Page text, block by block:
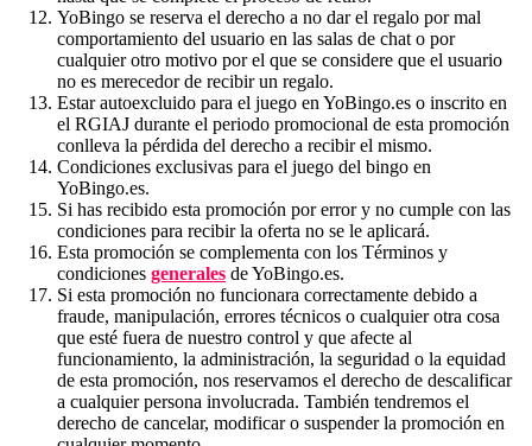
YoBingo se reserva el derecho a no dar el regalo por mal
comportamiento del usuario en las salas de chat o por
cualquier otro motivo por el que se considere que el usuario
no es merecedor de recibir un regalo.
Estar autoexcluido para el juego en YoBingo.es o inscrito en
el RGIAJ durante el periodo promocional de esta promoción
conlleva la pérdida del derecho a recibir el mismo.
Condiciones exclusivas para el juego del bingo en
YoBingo.es.
Si has recibido esta promoción por error y no cumple con las
condiciones para recibir la oferta no se le aplicará.
Esta promoción se complementa con los Términos y
condiciones generales de YoBingo.es.
Si esta promoción no funcionara correctamente debido a
fraude, manipulación, errores técnicos o cualquier otra cosa
que esté fuera de nuestro control y que afecte al
funcionamiento, la administración, la seguridad o la equidad
de esta promoción, nos reservamos el derecho de descalificar
a cualquier persona involucrada. También tendremos el
derecho de cancelar, modificar o suspender la promoción en